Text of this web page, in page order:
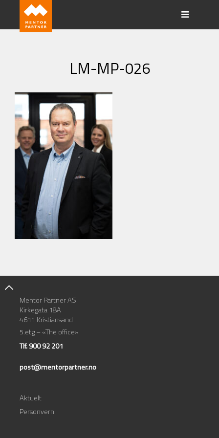
LM-MP-026
Mentor Partner AS
Kirkegata 18A
4611 Kristiansand
5.etg – «The office»
Tlf. 900 92 201
post@mentorpartner.no
Aktuelt
Personvern